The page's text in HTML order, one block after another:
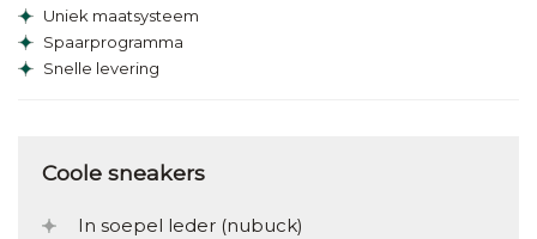
Uniek maatsysteem
Spaarprogramma
Snelle levering
Coole sneakers
In soepel leder (nubuck)